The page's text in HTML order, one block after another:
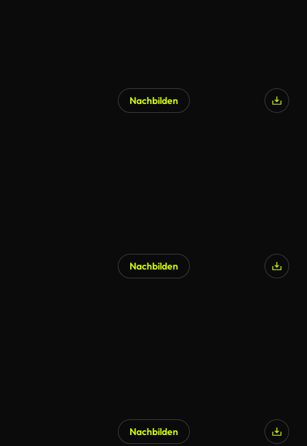
Nachbilden
Nachbilden
Nachbilden